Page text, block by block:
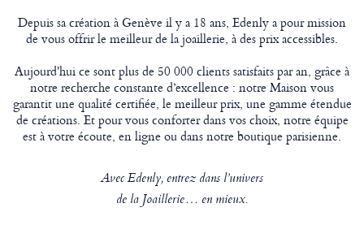
Depuis sa création à Genève il y a 18 ans, Edenly a pour mission
de vous offrir le meilleur de la joaillerie, à des prix accessibles.
Aujourd'hui ce sont plus de 50 000 clients satisfaits par an, grâce à
notre recherche constante d’excellence : notre Maison vous
garantit une qualité certifiée, le meilleur prix, une gamme étendue
de créations. Et pour vous conforter dans vos choix, notre équipe
est à votre écoute, en ligne ou dans notre boutique parisienne.
Avec Edenly, entrez dans l’univers
de la Joaillerie… en mieux.